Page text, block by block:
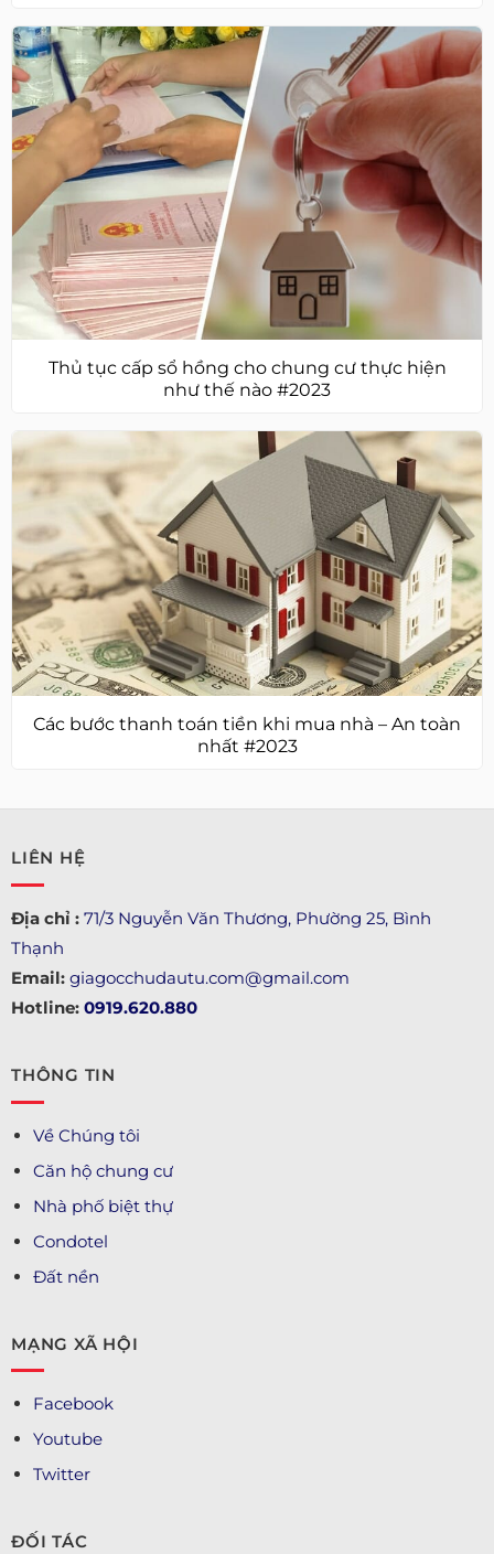
Thủ tục cấp sổ hồng cho chung cư thực hiện
như thế nào #2023
Các bước thanh toán tiền khi mua nhà – An toàn
nhất #2023
LIÊN HỆ
Địa chỉ : 71/3 Nguyễn Văn Thương, Phường 25, Bình
Thạnh
Email: giagocchudautu.com@gmail.com
Hotline: 0919.620.880
THÔNG TIN
Về Chúng tôi
Căn hộ chung cư
Nhà phố biệt thự
Condotel
Đất nền
MẠNG XÃ HỘI
Facebook
Youtube
Twitter
ĐỐI TÁC